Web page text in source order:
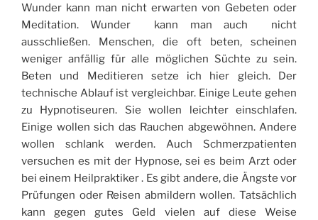
Wunder kann man nicht erwarten von Gebeten oder
Meditation. Wunder kann man auch nicht
ausschließen. Menschen, die oft beten, scheinen
weniger anfällig für alle möglichen Süchte zu sein.
Beten und Meditieren setze ich hier gleich. Der
technische Ablauf ist vergleichbar. Einige Leute gehen
zu Hypnotiseuren. Sie wollen leichter einschlafen.
Einige wollen sich das Rauchen abgewöhnen. Andere
wollen schlank werden. Auch Schmerzpatienten
versuchen es mit der Hypnose, sei es beim Arzt oder
bei einem Heilpraktiker . Es gibt andere, die Ängste vor
Prüfungen oder Reisen abmildern wollen. Tatsächlich
kann gegen gutes Geld vielen auf diese Weise